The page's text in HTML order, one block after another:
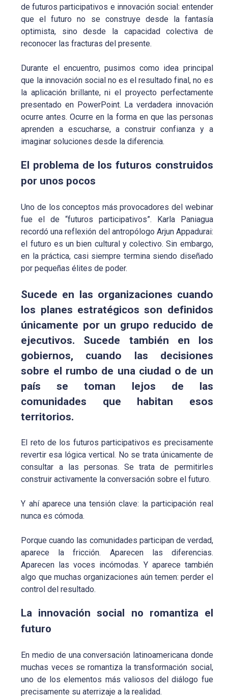
de futuros participativos e innovación social: entender
que el futuro no se construye desde la fantasía
optimista, sino desde la capacidad colectiva de
reconocer las fracturas del presente.
Durante el encuentro, pusimos como idea principal
que la innovación social no es el resultado final, no es
la aplicación brillante, ni el proyecto perfectamente
presentado en PowerPoint. La verdadera innovación
ocurre antes. Ocurre en la forma en que las personas
aprenden a escucharse, a construir confianza y a
imaginar soluciones desde la diferencia.
El problema de los futuros construidos
por unos pocos
Uno de los conceptos más provocadores del webinar
fue el de “futuros participativos”. Karla Paniagua
recordó una reflexión del antropólogo Arjun Appadurai:
el futuro es un bien cultural y colectivo. Sin embargo,
en la práctica, casi siempre termina siendo diseñado
por pequeñas élites de poder.
Sucede en las organizaciones cuando
los planes estratégicos son definidos
únicamente por un grupo reducido de
ejecutivos. Sucede también en los
gobiernos, cuando las decisiones
sobre el rumbo de una ciudad o de un
país se toman lejos de las
comunidades que habitan esos
territorios.
El reto de los futuros participativos es precisamente
revertir esa lógica vertical. No se trata únicamente de
consultar a las personas. Se trata de permitirles
construir activamente la conversación sobre el futuro.
Y ahí aparece una tensión clave: la participación real
nunca es cómoda.
Porque cuando las comunidades participan de verdad,
aparece la fricción. Aparecen las diferencias.
Aparecen las voces incómodas. Y aparece también
algo que muchas organizaciones aún temen: perder el
control del resultado.
La innovación social no romantiza el
futuro
En medio de una conversación latinoamericana donde
muchas veces se romantiza la transformación social,
uno de los elementos más valiosos del diálogo fue
precisamente su aterrizaje a la realidad.